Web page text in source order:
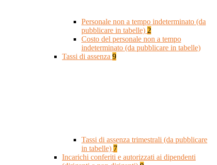
Personale non a tempo indeterminato (da
pubblicare in tabelle) 2
Costo del personale non a tempo
indeterminato (da pubblicare in tabelle)
Tassi di assenza 9
Tassi di assenza trimestrali (da pubblicare
in tabelle) 7
Incarichi conferiti e autorizzati ai dipendenti